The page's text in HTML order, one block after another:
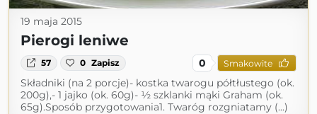
19 maja 2015
Pierogi leniwe
57 0 Zapisz 0 Smakowite
Składniki (na 2 porcje)- kostka twarogu półtłustego (ok.
200g),- 1 jajko (ok. 60g)- ½ szklanki mąki Graham (ok.
65g).Sposób przygotowania1. Twaróg rozgniatamy (...)